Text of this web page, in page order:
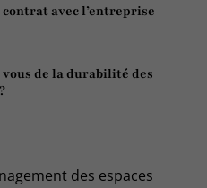
avec l’entreprise
vous de la durabilité des
des espaces